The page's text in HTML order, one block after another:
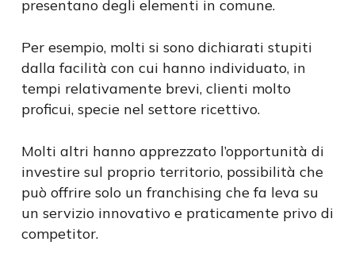
presentano degli elementi in comune.
Per esempio, molti si sono dichiarati stupiti
dalla facilità con cui hanno individuato, in
tempi relativamente brevi, clienti molto
proficui, specie nel settore ricettivo.
Molti altri hanno apprezzato l’opportunità di
investire sul proprio territorio, possibilità che
può offrire solo un franchising che fa leva su
un servizio innovativo e praticamente privo di
competitor.